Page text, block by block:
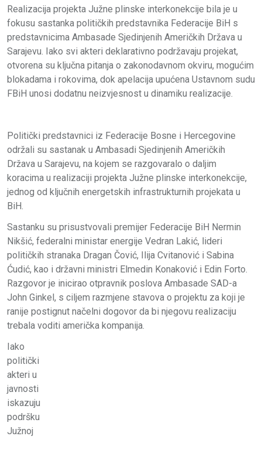
Realizacija projekta Južne plinske interkonekcije bila je u
fokusu sastanka političkih predstavnika Federacije BiH s
predstavnicima Ambasade Sjedinjenih Američkih Država u
Sarajevu. Iako svi akteri deklarativno podržavaju projekat,
otvorena su ključna pitanja o zakonodavnom okviru, mogućim
blokadama i rokovima, dok apelacija upućena Ustavnom sudu
FBiH unosi dodatnu neizvjesnost u dinamiku realizacije.
Politički predstavnici iz Federacije Bosne i Hercegovine
održali su sastanak u Ambasadi Sjedinjenih Američkih
Država u Sarajevu, na kojem se razgovaralo o daljim
koracima u realizaciji projekta Južne plinske interkonekcije,
jednog od ključnih energetskih infrastrukturnih projekata u
BiH.
Sastanku su prisustvovali premijer Federacije BiH Nermin
Nikšić, federalni ministar energije Vedran Lakić, lideri
političkih stranaka Dragan Čović, Ilija Cvitanović i Sabina
Ćudić, kao i državni ministri Elmedin Konaković i Edin Forto.
Razgovor je inicirao otpravnik poslova Ambasade SAD-a
John Ginkel, s ciljem razmjene stavova o projektu za koji je
ranije postignut načelni dogovor da bi njegovu realizaciju
trebala voditi američka kompanija.
Iako
politički
akteri u
javnosti
iskazuju
podršku
Južnoj